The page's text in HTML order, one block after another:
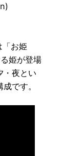
お姫
姫が登場
・夜とい
です。